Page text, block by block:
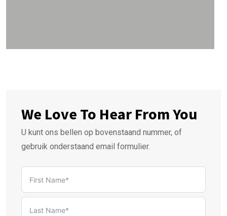
We Love To Hear From You
U kunt ons bellen op bovenstaand nummer, of
gebruik onderstaand email formulier.